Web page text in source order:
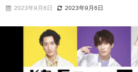
2023年9月6日 2023年9月6日